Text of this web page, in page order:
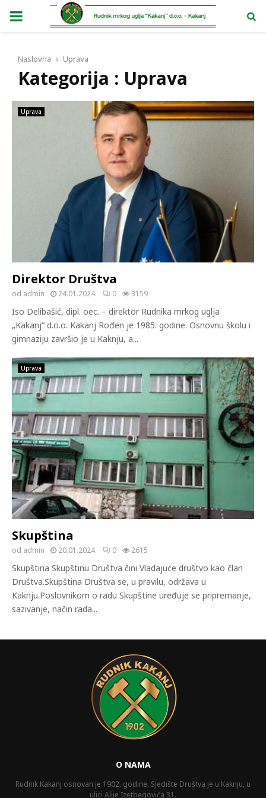
PRIMARY
Naslovna Uprava
Kategorija : Uprava
Uprava
Direktor Društva
od admin 24.01.2024. 0 3159
Iso Delibašić, dipl. oec. – direktor Rudnika mrkog uglja
„Kakanj“ d.o.o. Kakanj Rođen je 1985. godine. Osnovnu školu i
gimnaziju završio je u Kaknju, a...
Uprava
Skupština
od admin 20.01.2024. 0 2615
Skupština Skupštinu Društva čini Vladajuće društvo kao član
Društva.Skupština Društva se, u pravilu, održava u
Kaknju.Poslovnikom o radu Skupštine uređuje se pripremanje,
sazivanje, način rada...
O NAMA
Rudnik Kakanj osnovan je 1902. godine. Sjedište Društva je u Kaknju, u
ulici Alije Izetbegovića 31.